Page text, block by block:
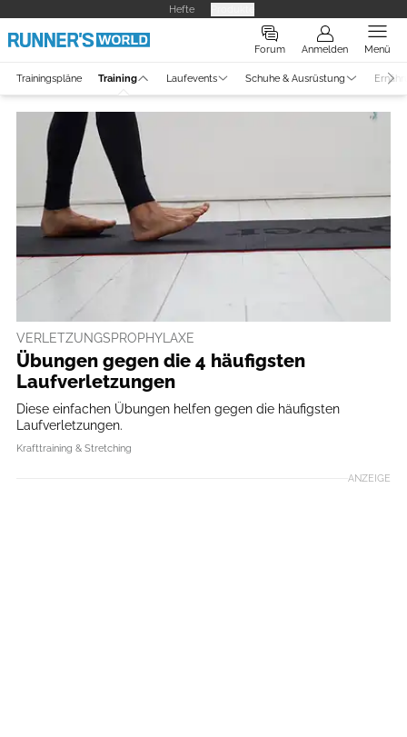
Hefte
Forum Anmelden Menü
Trainingspläne Training Laufevents Schuhe & Ausrüstung
VERLETZUNGSPROPHYLAXE
Übungen gegen die 4 häufigsten
Laufverletzungen
Diese einfachen Übungen helfen gegen die häufigsten
Laufverletzungen.
Krafttraining & Stretching
ANZEIGE